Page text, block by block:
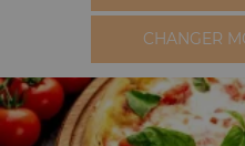
CHANGER